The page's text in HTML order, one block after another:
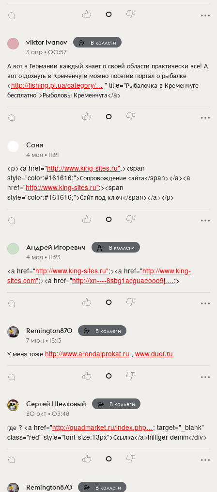
0
viktor ivanov В коллеги
3 апр • 00:57
А вот в Германии каждый знает о своей области практически все! А
вот отдохнуть в Кременчуге можно посетив портал о рыбалке
<http://fishing.pl.ua/category/… " title="Рыбалочка в Кременчуге
бесплатно">Рыболовы Кременчуга</a>
0
Саня
4 мая • 11:21
<p><a href="http://www.king-sites.ru";><span
style="color:#161616;">Сопровождение сайта</span></a><a
href="http://www.king-sites.ru";><span
style="color:#161616;">Сайт под ключ</span></a></p>
0
Андрей Игоревич В коллеги
4 мая • 11:23
<a href="http://www.king-sites.ru";><a href="http://www.king-
sites.com";><a href="http://xn----8sbg1acguaeooo9j.…;>
0
Remington870 В коллеги
7 июн • 15:13
У меня тоже http://www.arendaiprokat.ru , www.duef.ru
0
Сергей Шелковый В коллеги
20 окт • 03:48
где ? <a href="http://quadmarket.ru/index.php…; target="_blank"
class="red" style="font-size:13px">Ссылка</a>hilfiger-denim</div>
0
Remington870 В коллеги